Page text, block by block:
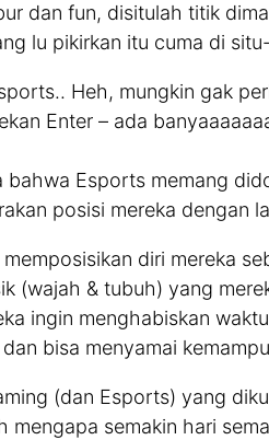
dan fun, disitulah titik
lu pikirkan itu cuma di
Heh, mungkin gak
Enter – ada
Esports memang
posisi mereka dengan
diri mereka
(wajah & tubuh) yang
ingin menghabiskan
bisa menyamai
(dan Esports) yang
semakin hari